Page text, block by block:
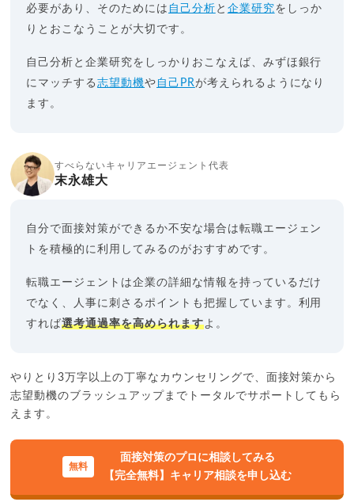
必要があり、そのためには 自己分析 と 企業研究をしっか
りとおこなうことが大切です。
自己分析と企業研究をしっかりおこなえば、みずほ銀行
にマッチする志望動機や 自己PRが考えられるようになり
ます。
すべらないキャリアエージェント代表
末永雄大
自分で面接対策ができるか不安な場合は転職エージェン
トを積極的に利用してみるのがおすすめです。
転職エージェントは企業の詳細な情報を持っているだけ
でなく、人事に刺さるポイントも把握しています。利用
すれば選考通過率を高められますよ。
やりとり3万字以上の丁寧なカウンセリングで、面接対策から
志望動機のブラッシュアップまでトータルでサポートしてもら
えます。
面接対策のプロに相談してみる
【完全無料】キャリア相談を申し込む